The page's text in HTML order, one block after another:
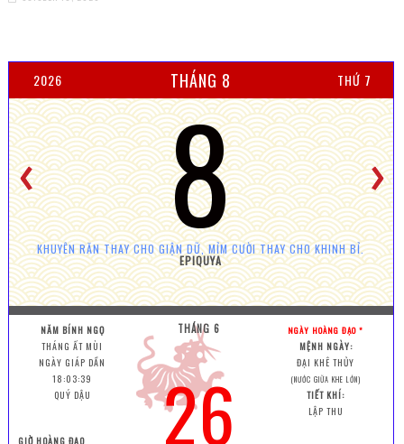
2026 THÁNG 8 THỨ 7
8
KHUYÊN RĂN THAY CHO GIẬN DỮ, MỈM CƯỜI THAY CHO KHINH BỈ.
EPIQUYA
NĂM BÍNH NGỌ
THÁNG ẤT MÙI
NGÀY GIÁP DẦN
18:03:41
QUÝ DẬU
THÁNG 6
26
NGÀY HOÀNG ĐẠO *
MỆNH NGÀY:
ĐẠI KHÊ THỦY
(NƯỚC GIỮA KHE LỚN)
TIẾT KHÍ:
LẬP THU
GIỜ HOÀNG ĐẠO